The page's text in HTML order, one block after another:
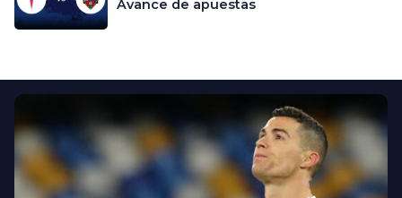
Avance de apuestas